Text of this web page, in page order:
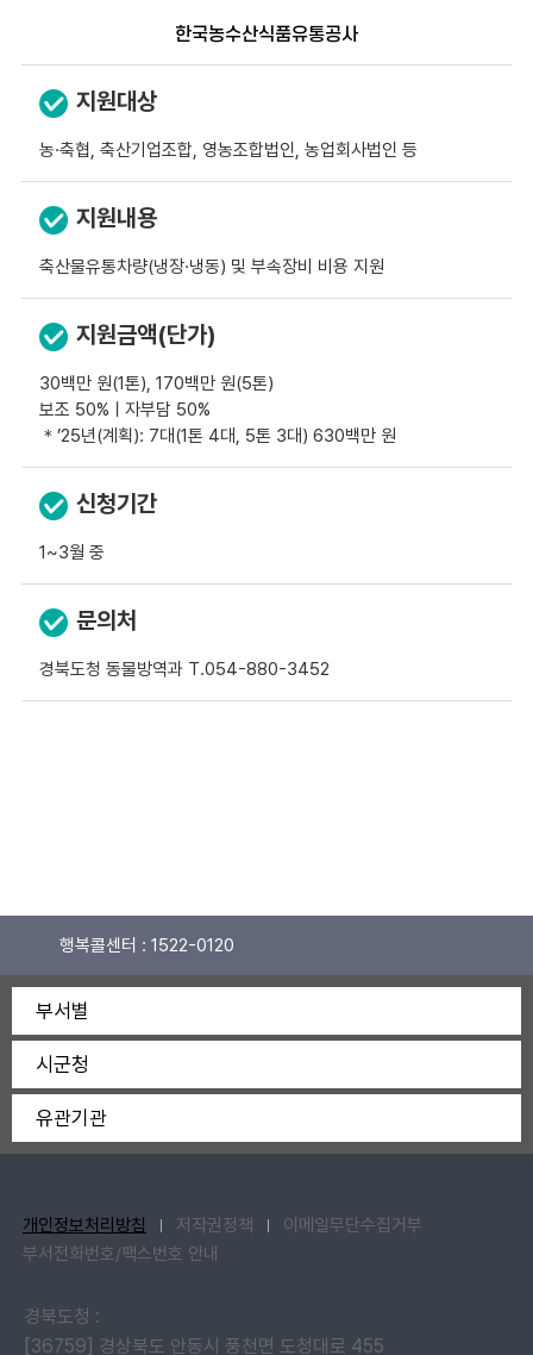
한국농수산식품유통공사
지원대상
농·축협, 축산기업조합, 영농조합법인, 농업회사법인 등
지원내용
축산물유통차량(냉장·냉동) 및 부속장비 비용 지원
지원금액(단가)
30백만 원(1톤), 170백만 원(5톤)
보조 50%ㅣ자부담 50%
＊’25년(계획): 7대(1톤 4대, 5톤 3대) 630백만 원
신청기간
1~3월 중
문의처
경북도청 동물방역과 T.054-880-3452
행복콜센터 : 1522-0120
부서별
시군청
유관기관
개인정보처리방침 저작권정책
이메일무단수집거부
부서전화번호/팩스번호 안내
경북도청 :
[36759] 경상북도 안동시 풍천면 도청대로 455